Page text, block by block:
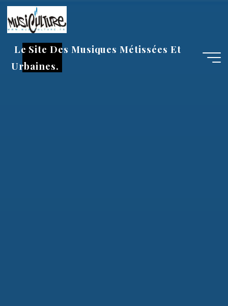
Aller
au
contenu
Le Site Des Musiques Métissées Et
Urbaines.